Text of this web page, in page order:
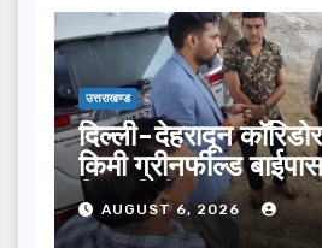
उत्तराखण्ड
दिल्ली-देहरादून
किमी ग्रीनफील्ड
किया निरीक्षण…
AUGUST 6, 2026